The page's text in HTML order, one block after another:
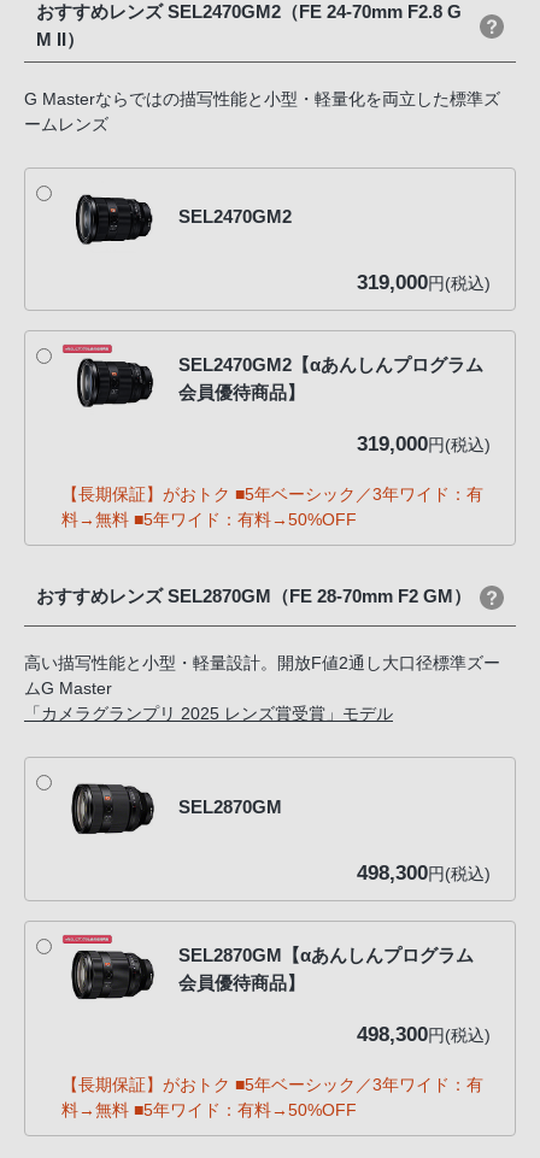
おすすめレンズ SEL2470GM2（FE 24-70mm F2.8 G
M II）
G Masterならではの描写性能と小型・軽量化を両立した標準ズ
ームレンズ
SEL2470GM2
319,000円(税込)
SEL2470GM2【αあんしんプログラム
会員優待商品】
319,000円(税込)
【長期保証】がおトク ■5年ベーシック／3年ワイド：有
料→無料 ■5年ワイド：有料→50%OFF
おすすめレンズ SEL2870GM（FE 28-70mm F2 GM）
高い描写性能と小型・軽量設計。開放F値2通し大口径標準ズー
ムG Master
「カメラグランプリ 2025 レンズ賞受賞」モデル
SEL2870GM
498,300円(税込)
SEL2870GM【αあんしんプログラム
会員優待商品】
498,300円(税込)
【長期保証】がおトク ■5年ベーシック／3年ワイド：有
料→無料 ■5年ワイド：有料→50%OFF